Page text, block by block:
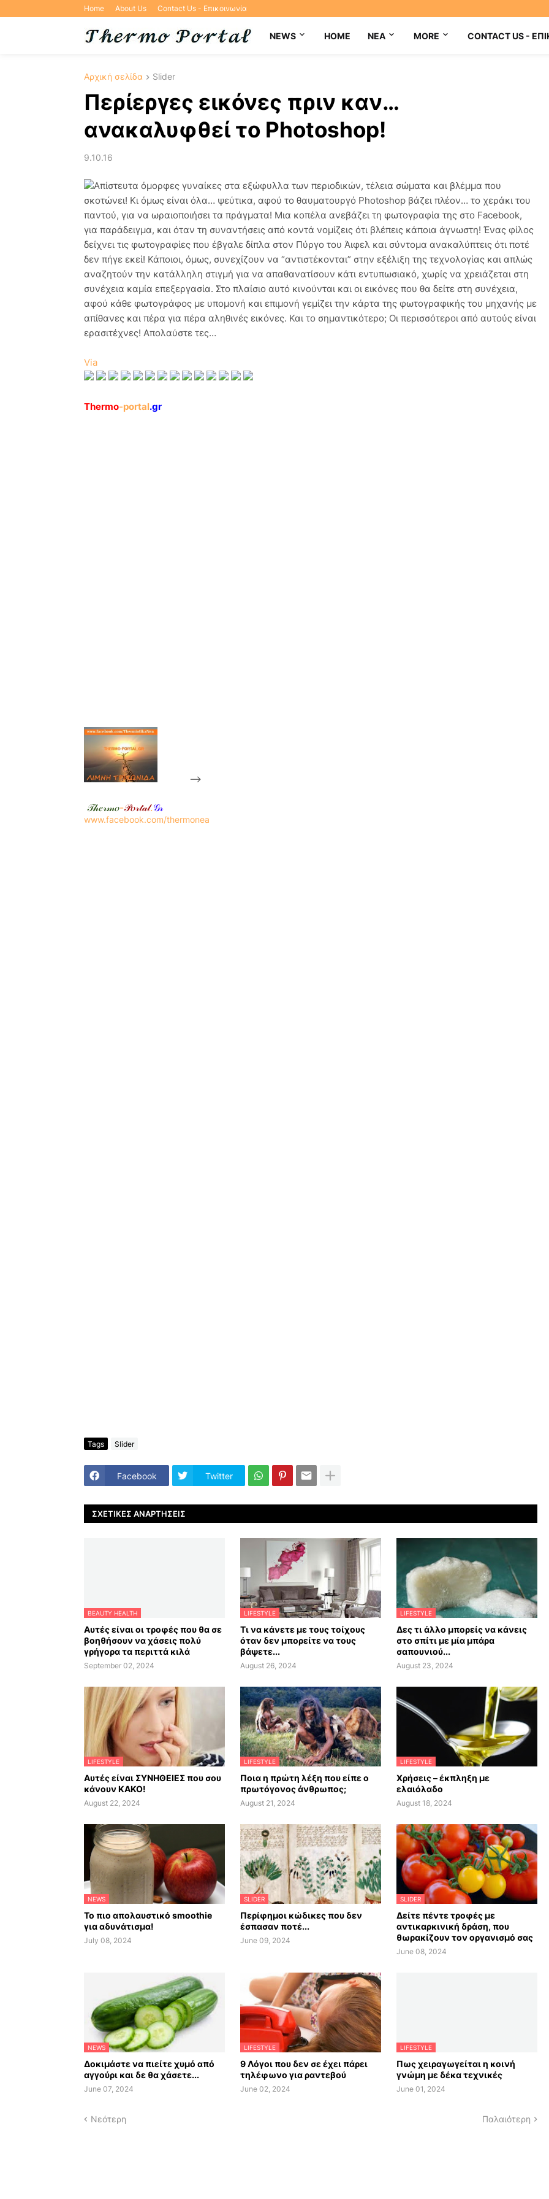
Home About Us Contact Us - Επικοινωνία
NEWS HOME NEA MORE CONTACT US -
Αρχική σελίδα Slider
Περίεργες εικόνες πριν καν…
ανακαλυφθεί το Photoshop!
9.10.16
Απίστευτα όμορφες γυναίκες στα εξώφυλλα των περιοδικών, τέλεια σώματα και βλέμμα που
σκοτώνει! Κι όμως είναι όλα… ψεύτικα, αφού το θαυματουργό Photoshop βάζει πλέον… το χεράκι του
παντού, για να ωραιοποιήσει τα πράγματα! Μια κοπέλα ανεβάζει τη φωτογραφία της στο Facebook,
για παράδειγμα, και όταν τη συναντήσεις από κοντά νομίζεις ότι βλέπεις κάποια άγνωστη! Ένας φίλος
δείχνει τις φωτογραφίες που έβγαλε δίπλα στον Πύργο του Άιφελ και σύντομα ανακαλύπτεις ότι ποτέ
δεν πήγε εκεί! Κάποιοι, όμως, συνεχίζουν να “αντιστέκονται” στην εξέλιξη της τεχνολογίας και απλώς
αναζητούν την κατάλληλη στιγμή για να απαθανατίσουν κάτι εντυπωσιακό, χωρίς να χρειάζεται στη
συνέχεια καμία επεξεργασία. Στο πλαίσιο αυτό κινούνται και οι εικόνες που θα δείτε στη συνέχεια,
αφού κάθε φωτογράφος με υπομονή και επιμονή γεμίζει την κάρτα της φωτογραφικής του μηχανής με
απίθανες και πέρα για πέρα αληθινές εικόνες. Και το σημαντικότερο; Οι περισσότεροι από αυτούς είναι
ερασιτέχνες! Απολαύστε τες…
Via
Thermo-portal.gr
-->
𝒯𝒽𝑒𝓇𝓂𝑜-𝒫𝑜𝓇𝓉𝒶𝓁.𝒢𝓇
www.facebook.com/thermonea
Tags Slider
Facebook Twitter
ΣΧΕΤΙΚΈΣ ΑΝΑΡΤΉΣΕΙΣ
BEAUTY HEALTH
Αυτές είναι οι τροφές που θα σε
βοηθήσουν να χάσεις πολύ
γρήγορα τα περιττά κιλά
September 02, 2024
LIFESTYLE
Τι να κάνετε με τους τοίχους
όταν δεν μπορείτε να τους
βάψετε...
August 26, 2024
LIFESTYLE
Δες τι άλλο μπορείς να κάνεις
στο σπίτι με μία μπάρα
σαπουνιού...
August 23, 2024
LIFESTYLE
Αυτές είναι ΣΥΝΗΘΕΙΕΣ που σου
κάνουν ΚΑΚΟ!
August 22, 2024
LIFESTYLE
Ποια η πρώτη λέξη που είπε ο
πρωτόγονος άνθρωπος;
August 21, 2024
LIFESTYLE
Χρήσεις – έκπληξη με
ελαιόλαδο
August 18, 2024
NEWS
Το πιο απολαυστικό smoothie
για αδυνάτισμα!
July 08, 2024
SLIDER
Περίφημοι κώδικες που δεν
έσπασαν ποτέ...
June 09, 2024
SLIDER
Δείτε πέντε τροφές με
αντικαρκινική δράση, που
θωρακίζουν τον οργανισμό σας
June 08, 2024
NEWS
Δοκιμάστε να πιείτε χυμό από
αγγούρι και δε θα χάσετε...
June 07, 2024
LIFESTYLE
9 Λόγοι που δεν σε έχει πάρει
τηλέφωνο για ραντεβού
June 02, 2024
LIFESTYLE
Πως χειραγωγείται η κοινή
γνώμη με δέκα τεχνικές
June 01, 2024
Νεότερη Παλαιότερη